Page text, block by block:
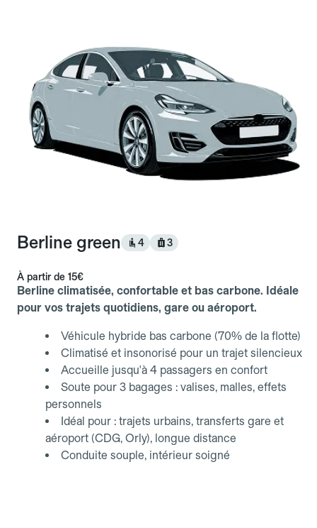
Berline green 4 3
À partir de 15€
Berline climatisée, confortable et bas carbone. Idéale
pour vos trajets quotidiens, gare ou aéroport.
Véhicule hybride bas carbone (70% de la flotte)
Climatisé et insonorisé pour un trajet silencieux
Accueille jusqu'à 4 passagers en confort
Soute pour 3 bagages : valises, malles, effets
personnels
Idéal pour : trajets urbains, transferts gare et
aéroport (CDG, Orly), longue distance
Conduite souple, intérieur soigné